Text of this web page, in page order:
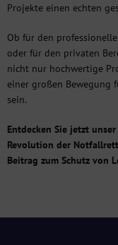
Projekte einen echten
Ob für den
oder für den privaten
nicht nur hochwertige
einer großen Bewegung
sein.
Entdecken Sie jetzt
Revolution der
Beitrag zum Schutz von